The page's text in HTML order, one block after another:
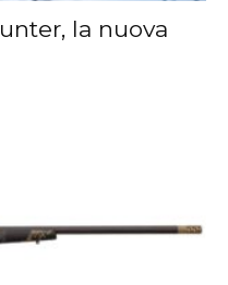
la nuova